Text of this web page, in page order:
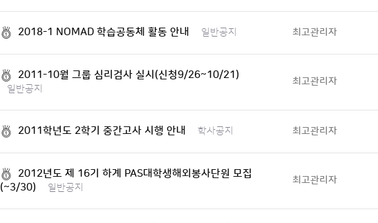
2018-1 NOMAD 학습공동체 활동 안내 일반공지 최고관리자
2011-10월 그룹 심리검사 실시(신청9/26~10/21)
일반공지
최고관리자
2011학년도 2학기 중간고사 시행 안내 학사공지 최고관리자
2012년도 제 16기 하계 PAS대학생해외봉사단원 모집
(~3/30)
일반공지
최고관리자